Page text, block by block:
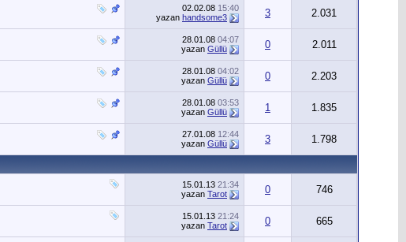
02.02.08 15:40
yazan handsome3 3 2.031
28.01.08 04:07
yazan Güllü 0 2.011
28.01.08 04:02
yazan Güllü 0 2.203
28.01.08 03:53
yazan Güllü 1 1.835
27.01.08 12:44
yazan Güllü 3 1.798
15.01.13 21:34
yazan Tarot 0 746
15.01.13 21:24
yazan Tarot 0 665